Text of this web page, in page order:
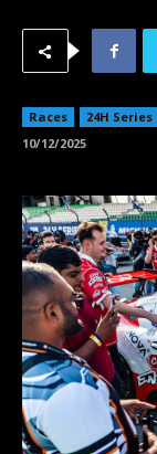
Races 24H Series
10/12/2025